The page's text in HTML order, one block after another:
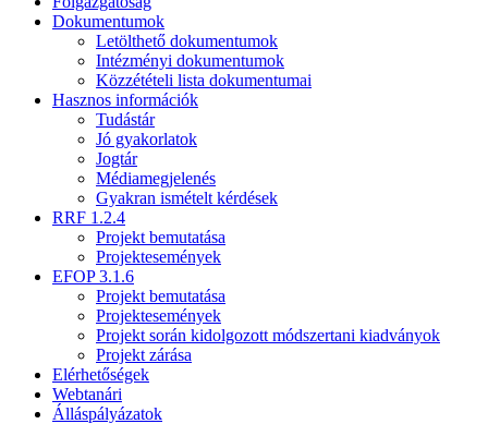
Dokumentumok
Letölthető dokumentumok
Intézményi dokumentumok
Közzétételi lista dokumentumai
Hasznos információk
Tudástár
Jó gyakorlatok
Jogtár
Médiamegjelenés
Gyakran ismételt kérdések
RRF 1.2.4
Projekt bemutatása
Projektesemények
EFOP 3.1.6
Projekt bemutatása
Projektesemények
Projekt során kidolgozott módszertani kiadványok
Projekt zárása
Elérhetőségek
Webtanári
Álláspályázatok